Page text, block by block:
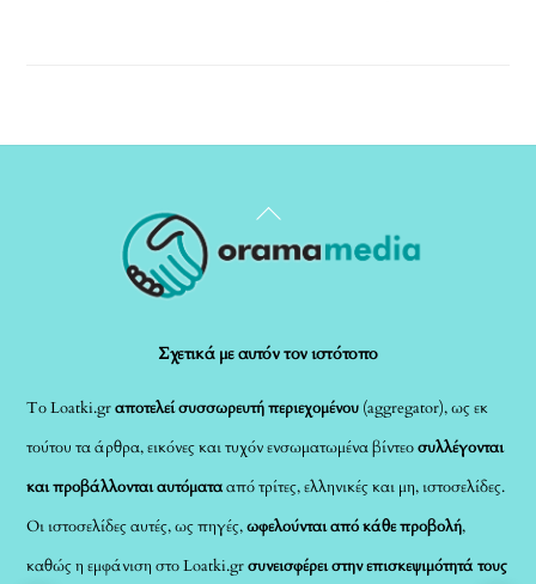
Back
To
Σχετικά με αυτόν τον ιστότοπο
Το Loatki.grαποτελεί συσσωρευτή περιεχομένου (aggregator), ως εκ
τούτου τα άρθρα, εικόνες και τυχόν ενσωματωμένα βίντεοσυλλέγονται
και προβάλλονται αυτόματααπό τρίτες, ελληνικές και μη, ιστοσελίδες.
Οι ιστοσελίδες αυτές, ως πηγές,ωφελούνται από κάθε προβολή,
καθώς η εμφάνιση στο Loatki.grσυνεισφέρει στην επισκεψιμότητά τους